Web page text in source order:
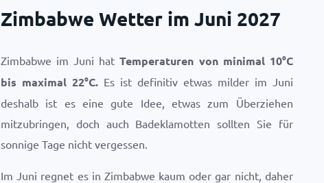
Zimbabwe Wetter im Juni 2027
Zimbabwe im Juni hatTemperaturen von minimal 10°C
bis maximal 22°C.Es ist definitiv etwas milder im Juni
deshalb ist es eine gute Idee, etwas zum Überziehen
mitzubringen, doch auch Badeklamotten sollten Sie für
sonnige Tage nicht vergessen.
Im Juni regnet es in Zimbabwe kaum oder gar nicht, daher